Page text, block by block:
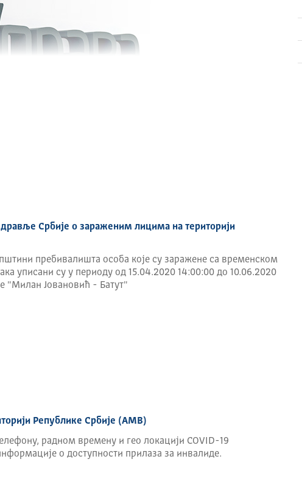
на:
система електронске управе и информационих
и служби Владе;
комуникационих технологија у органима државне
информационо-комуникационих технологија у
рачунарске мреже републичких органа;
система у републичким органима (ЦЕРТ републичких
интернет приступа, интернет сервиса и других
опреме за потребе органа државне управе и
прописима.
Србије о зараженим лицима на територији
пребивалишта особа које су заражене са временском
уписани су у периоду од 15.04.2020 14:00:00 до 10.06.2020
"Милан Јовановић - Батут"
Републике Србије (AMB)
радном времену и гео локацији COVID-19
о доступности прилаза за инвалиде.